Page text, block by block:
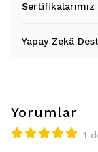
Sertifikalarımız
Yapay Zekâ
Yorumlar
1